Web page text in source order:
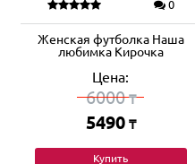
0
Женская футболка Наша
любимка Кирочка
Цена:
6000₸
5490 ₸
Купить